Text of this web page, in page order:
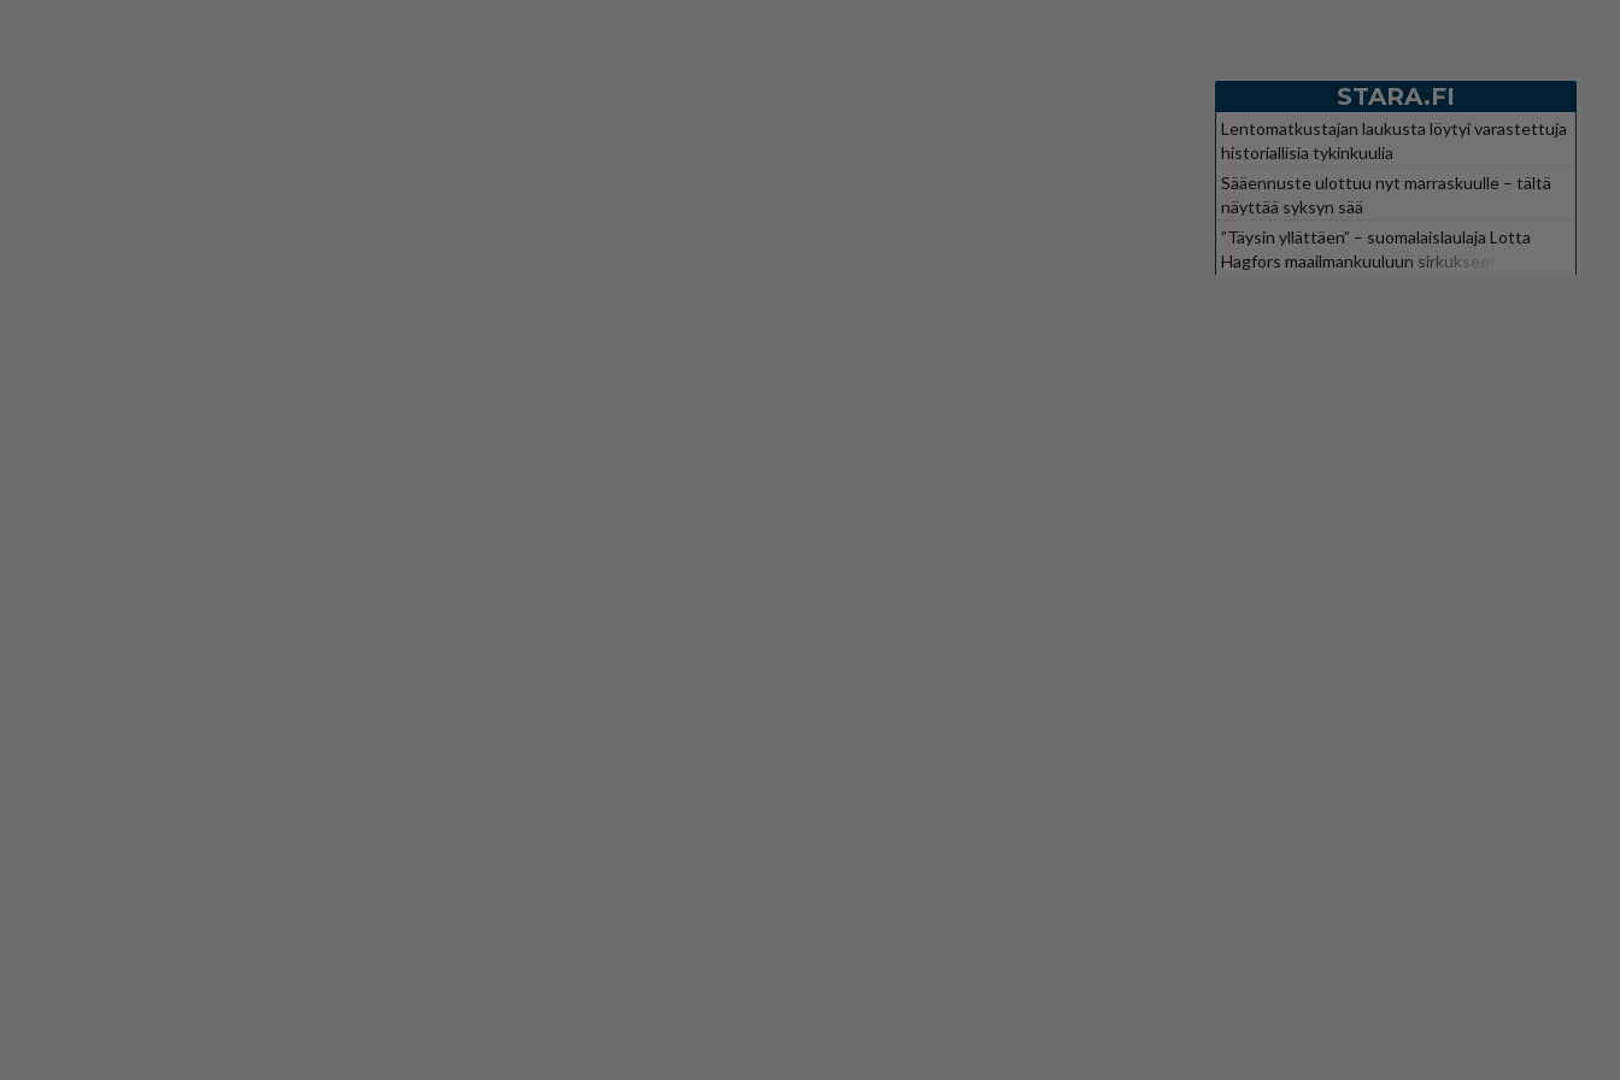
STARA.FI
Lentomatkustajan laukusta löytyi varastettuja
historiallisia tykinkuulia
Sääennuste ulottuu nyt marraskuulle – tältä
näyttää syksyn sää
”Täysin yllättäen” – suomalaislaulaja Lotta
Hagfors maailmankuuluun sirkukseen